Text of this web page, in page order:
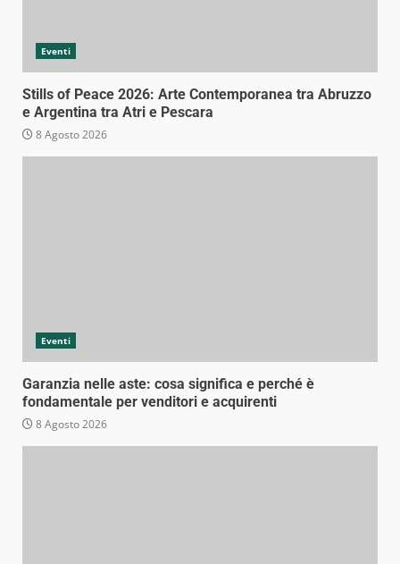
Eventi
Stills of Peace 2026: Arte Contemporanea tra Abruzzo
e Argentina tra Atri e Pescara
8 Agosto 2026
Eventi
Garanzia nelle aste: cosa significa e perché è
fondamentale per venditori e acquirenti
8 Agosto 2026